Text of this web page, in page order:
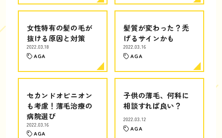
女性特有の髪の毛が
抜ける原因と対策
2022.03.18
AGA
髪質が変わった？禿
げるサインかも
2022.03.16
AGA
セカンドオピニオン
も考慮！薄毛治療の
病院選び
2022.03.16
AGA
子供の薄毛、何科に
相談すれば良い？
2022.03.12
AGA